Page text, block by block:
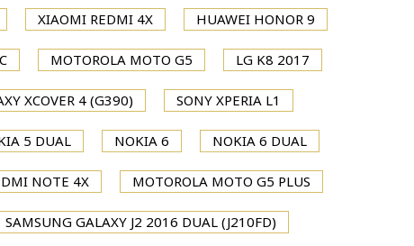
XIAOMI REDMI 4X HUAWEI HONOR 9
MOTOROLA MOTO G5 LG K8 2017
XCOVER 4 (G390) SONY XPERIA L1
5 DUAL NOKIA 6 NOKIA 6 DUAL
NOTE 4X MOTOROLA MOTO G5 PLUS
SAMSUNG GALAXY J2 2016 DUAL (J210FD)